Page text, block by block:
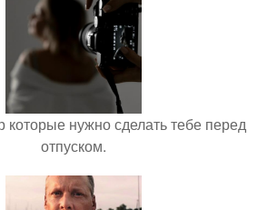
которые нужно сделать тебе перед
отпуском.